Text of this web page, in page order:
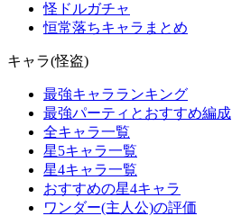
怪ドルガチャ
恒常落ちキャラまとめ
キャラ(怪盗)
最強キャラランキング
最強パーティとおすすめ編成
全キャラ一覧
星5キャラ一覧
星4キャラ一覧
おすすめの星4キャラ
ワンダー(主人公)の評価